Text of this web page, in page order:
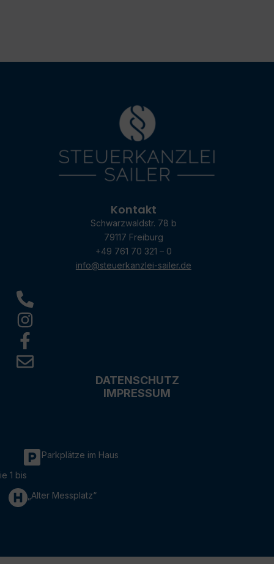
Kontakt
Schwarzwaldstr. 78 b
79117 Freiburg
+49 761 70 321 – 0
info@steuerkanzlei-sailer.de
DATENSCHUTZ
IMPRESSUM
Parkplätze im Haus
1 bis
„Alter Messplatz“